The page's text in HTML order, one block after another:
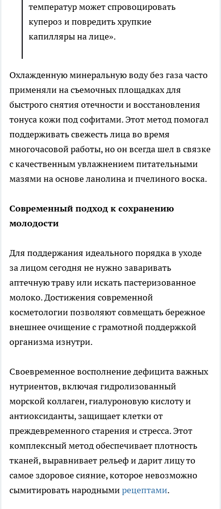
температур может спровоцировать
купероз и повредить хрупкие
капилляры на лице».
Охлажденную минеральную воду без газа часто
применяли на съемочных площадках для
быстрого снятия отечности и восстановления
тонуса кожи под софитами. Этот метод помогал
поддерживать свежесть лица во время
многочасовой работы, но он всегда шел в связке
с качественным увлажнением питательными
мазями на основе ланолина и пчелиного воска.
Современный подход к сохранению
молодости
Для поддержания идеального порядка в уходе
за лицом сегодня не нужно заваривать
аптечную траву или искать пастеризованное
молоко. Достижения современной
косметологии позволяют совмещать бережное
внешнее очищение с грамотной поддержкой
организма изнутри.
Своевременное восполнение дефицита важных
нутриентов, включая гидролизованный
морской коллаген, гиалуроновую кислоту и
антиоксиданты, защищает клетки от
преждевременного старения и стресса. Этот
комплексный метод обеспечивает плотность
тканей, выравнивает рельеф и дарит лицу то
самое здоровое сияние, которое невозможно
сымитировать народнымирецептами.